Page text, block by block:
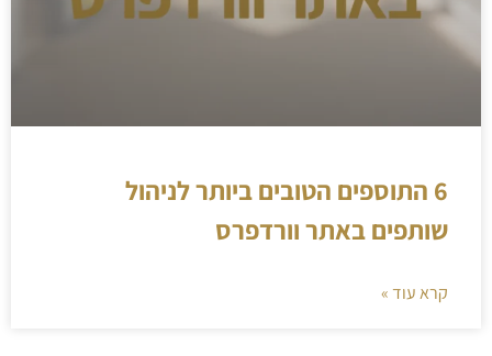
6 התוספים הטובים ביותר לניהול
שותפים באתר וורדפרס
קרא עוד »